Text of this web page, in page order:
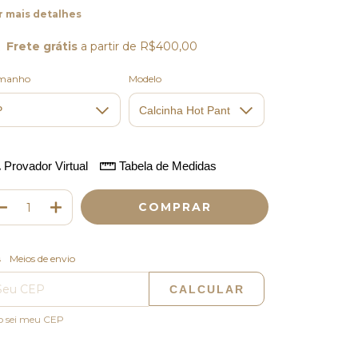
mais detalhes
Frete grátis a partir de R$400,00
Modelo
Provador Virtual Tabela de Medidas
para o CEP:
Meios de envio
CALCULAR
sei meu CEP